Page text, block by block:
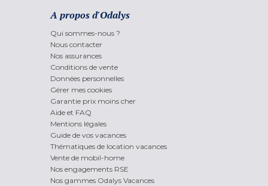
A propos d'Odalys
Qui sommes-nous ?
Nous contacter
Nos assurances
Conditions de vente
Données personnelles
Gérer mes cookies
Garantie prix moins cher
Aide et FAQ
Mentions légales
Guide de vos vacances
Thématiques de location vacances
Vente de mobil-home
Nos engagements RSE
Nos gammes Odalys Vacances